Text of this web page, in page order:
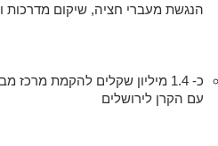
הנגשת מעברי חציה, שיקום מדרכות
כ- 1.4 מיליון שקלים להקמת
עם הקרן לירושלים